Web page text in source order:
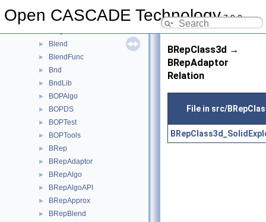
Open CASCADE Technology7.9.0
Bisector
► Blend
► BlendFunc
► Bnd
► BndLib
► BOPAlgo
► BOPDS
► BOPTest
► BOPTools
► BRep
► BRepAdaptor
► BRepAlgo
► BRepAlgoAPI
► BRepApprox
► BRepBlend
BRepClass3d →
BRepAdaptor
Relation
File in src/